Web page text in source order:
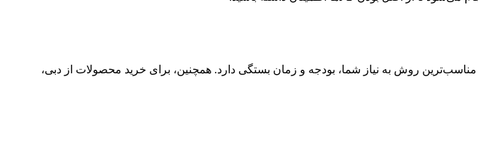
روش به نیاز شما، بودجه و زمان بستگی دارد. همچنین، برای خرید محصولات از دبی،